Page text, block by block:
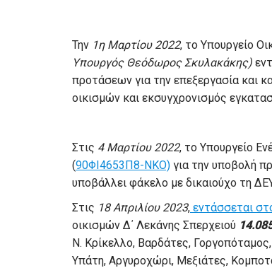
Την 1η Μαρτίου 2022, το Υπουργείο
Υπουργός Θεόδωρος Σκυλακάκης)
προτάσεων για την επεξεργασία και
οικισμών και εκσυγχρονισμός
Στις 4 Μαρτίου 2022, το Υπουργείο
(90ΦΙ4653Π8-ΝΚΟ) για την υποβολή
υποβάλλει φάκελο με δικαιούχο τη
Στις 18 Απριλίου 2023, εντάσσεται
οικισμών Δ΄ Λεκάνης Σπερχειού
Ν. Κρίκελλο, Βαρδάτες,
Υπάτη, Αργυροχώρι, Μεξιάτες,